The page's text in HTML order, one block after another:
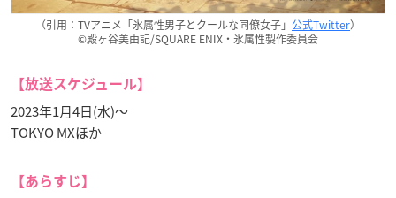
（引用：TVアニメ「氷属性男子とクールな同僚女子」 公式Twitter）
©殿ヶ谷美由記/SQUARE ENIX・氷属性製作委員会
【放送スケジュール】
2023年1月4日(水)〜
TOKYO MXほか
【あらすじ】